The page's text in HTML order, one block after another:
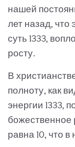
нашей
лет назад, что
суть 1333,
росту.
В
полноту, как
энергии 1333,
божественное
равна 10, что